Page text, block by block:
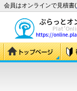
会員はオンラインで見積書(